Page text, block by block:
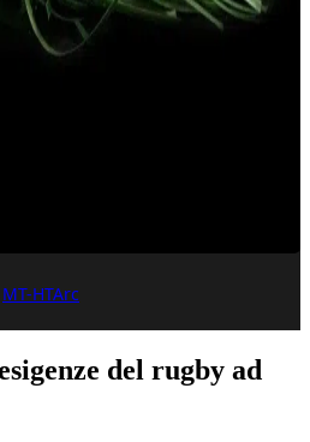
MT-HTArc
del rugby ad